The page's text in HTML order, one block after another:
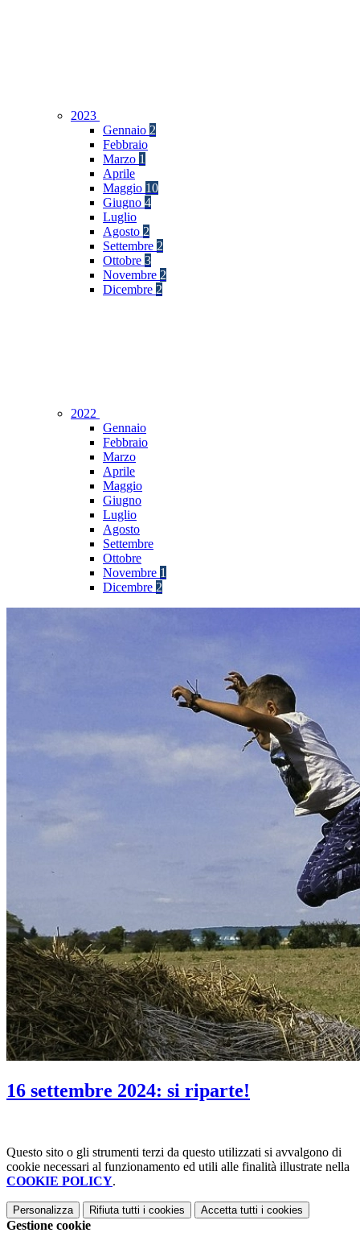
2023
Gennaio 2
Febbraio
Marzo 1
Aprile
Maggio 10
Giugno 4
Luglio
Agosto 2
Settembre 2
Ottobre 3
Novembre 2
Dicembre 2
2022
Gennaio
Febbraio
Marzo
Aprile
Maggio
Giugno
Luglio
Agosto
Settembre
Ottobre
Novembre 1
Dicembre 2
16 settembre 2024: si riparte!
Questo sito o gli strumenti terzi da questo utilizzati si avvalgono di
cookie necessari al funzionamento ed utili alle finalità illustrate nella
COOKIE POLICY.
Personalizza Rifiuta tutti i cookies Accetta tutti i cookies
Gestione cookie